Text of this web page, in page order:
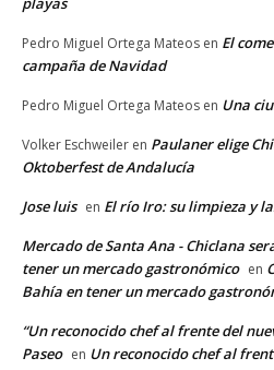
Pedro Miguel Ortega Mateos en El
campaña de Navidad
Pedro Miguel Ortega Mateos en Una
Volker Eschweiler en Paulaner elige
Oktoberfest de Andalucía
Jose luis en El río Iro: su limpieza y
Mercado de Santa Ana - Chiclana
tener un mercado gastronómico en
Bahía en tener un mercado
“Un reconocido chef al frente del
Paseo en Un reconocido chef al